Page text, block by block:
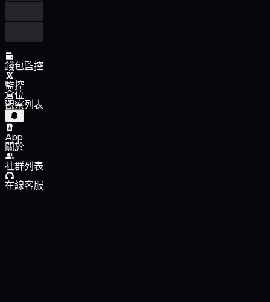
錢包監控
監控
倉位
觀察列表
App
關於
社群列表
在線客服